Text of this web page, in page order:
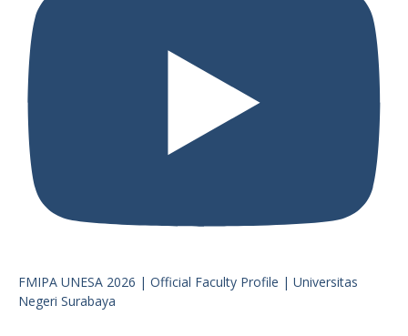
FMIPA UNESA 2026 | Official Faculty Profile | Universitas
Negeri Surabaya